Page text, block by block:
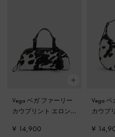
Vega ベガ ファーリー
カウプリント エロン
グバッグ-
¥ 14,900
Vega
カウプ
¥